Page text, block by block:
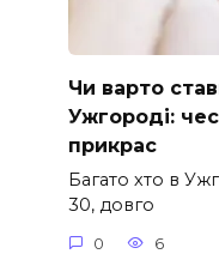
Чи варто
Ужгороді:
прикрас
Багато хто в
30, довго
0 6